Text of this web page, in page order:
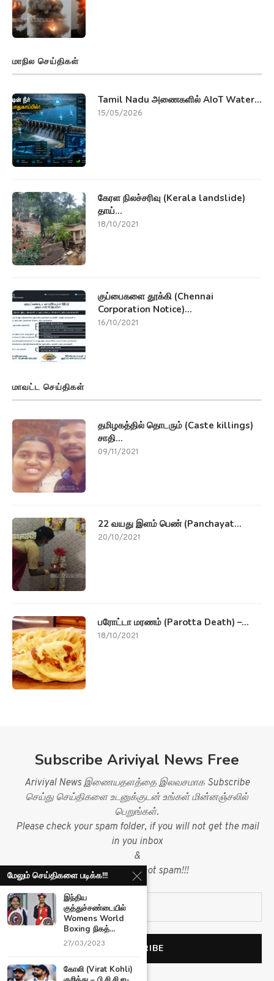
மாநில செய்திகள்
Tamil Nadu அணைகளில் AIoT Water...
15/05/2026
கேரள நிலச்சரிவு (Kerala landslide)
தாய்...
18/10/2021
குப்பைகளை தூக்கி (Chennai
Corporation Notice)...
16/10/2021
மாவட்ட செய்திகள்
தமிழகத்தில் தொடரும் (Caste killings)
சாதி...
09/11/2021
22 வயது இளம் பெண் (Panchayat...
20/10/2021
பரோட்டா மரணம் (Parotta Death) –...
18/10/2021
Subscribe Ariviyal News Free
Ariviyal News இணையதளத்தை இலவசமாக Subscribe
செய்து செய்திகளை உடனுக்குடன் உங்கள் மின்னஞ்சலில்
பெறுங்கள்.
Please check your spam folder, if you will not get the mail
in you inbox
&
mark mail as not spam!!!
மேலும் செய்திகளை படிக்க!!!
இந்திய
குத்துச்சண்டையில்
Womens World
Boxing நிகத்...
27/03/2023
கோலி (Virat Kohli)